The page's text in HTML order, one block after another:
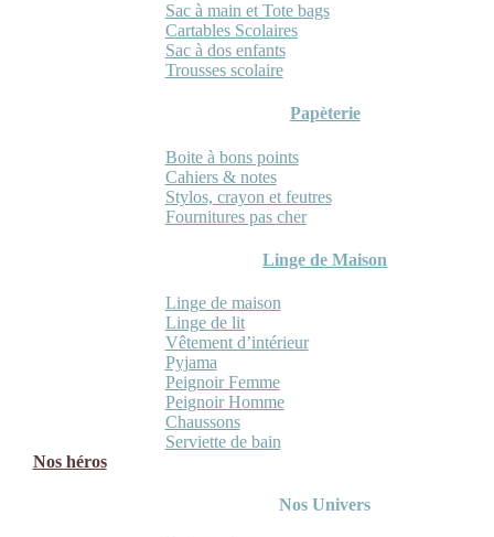
Sac à main et Tote bags
Cartables Scolaires
Sac à dos enfants
Trousses scolaire
Papèterie
Boite à bons points
Cahiers & notes
Stylos, crayon et feutres
Fournitures pas cher
Linge de Maison
Linge de maison
Linge de lit
Vêtement d’intérieur
Pyjama
Peignoir Femme
Peignoir Homme
Chaussons
Serviette de bain
Nos héros
Nos Univers